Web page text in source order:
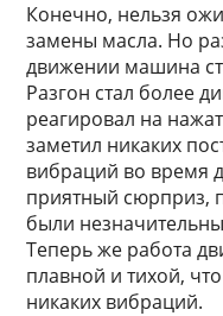
Конечно, нельзя
замены масла. Но
движении машина
Разгон стал более
реагировал на
заметил никаких
вибраций во время
приятный сюрприз,
были
Теперь же работа
плавной и тихой,
никаких вибраций.